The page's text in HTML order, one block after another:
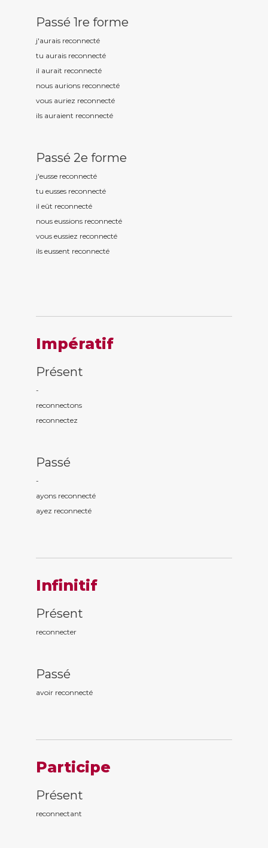
Passé 1re forme
j'aurais reconnecté
tu aurais reconnecté
il aurait reconnecté
nous aurions reconnecté
vous auriez reconnecté
ils auraient reconnecté
Passé 2e forme
j'eusse reconnecté
tu eusses reconnecté
il eût reconnecté
nous eussions reconnecté
vous eussiez reconnecté
ils eussent reconnecté
Impératif
Présent
-
reconnectons
reconnectez
Passé
-
ayons reconnecté
ayez reconnecté
Infinitif
Présent
reconnecter
Passé
avoir reconnecté
Participe
Présent
reconnectant